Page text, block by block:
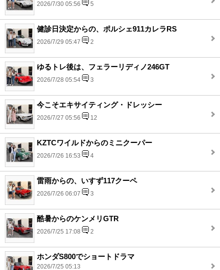
2026/7/30 05:56 5
健診日決定からの、ポルシェ911カレラRS
2026/7/29 05:47 2
ゆるトレ後は、フェラーリディノ246GT
2026/7/28 05:54 3
今こそエキサイティング・ドレッシー
2026/7/27 05:56 12
KZTCワイルドからのミニクーパー
2026/7/26 16:53 4
雷雨からの、いすず117クーペ
2026/7/26 06:07 3
酷暑からのケンメリGTR
2026/7/25 17:08 2
ホンダS800でショートドラマ
2026/7/25 05:13